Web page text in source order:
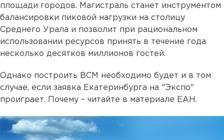
площади городов. Магистраль станет инструментом
балансировки пиковой нагрузки на столицу
Среднего Урала и позволит при рациональном
использовании ресурсов принять в течение года
несколько десятков миллионов гостей.
Однако построить ВСМ необходимо будет и в том
случае, если заявка Екатеринбурга на "Экспо"
проиграет. Почему – читайте в материале ЕАН.